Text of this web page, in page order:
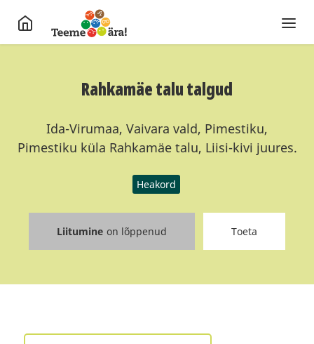
Rahkamäe talu talgud
Ida-Virumaa, Vaivara vald, Pimestiku,
Pimestiku küla Rahkamäe talu, Liisi-kivi juures.
Heakord
Liitumine on lõppenud Toeta